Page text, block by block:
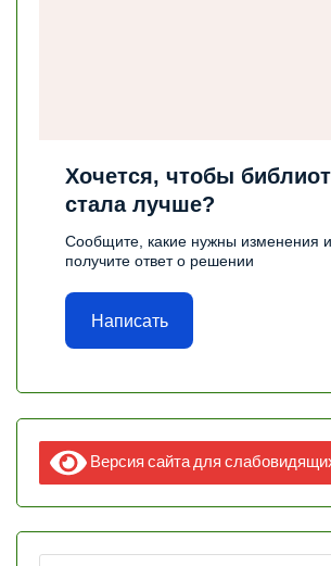
Хочется, чтобы
стала лучше?
Сообщите, какие нужны изменения и
получите ответ о решении
Написать
Версия сайта для